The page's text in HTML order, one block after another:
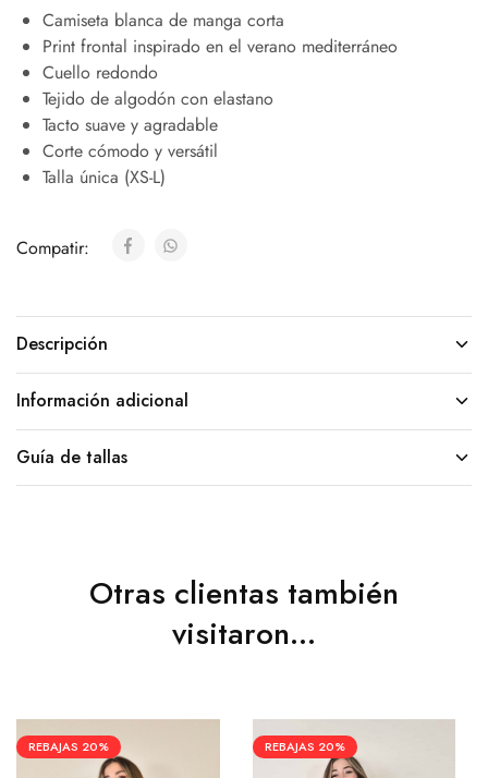
Camiseta blanca de manga corta
Print frontal inspirado en el verano mediterráneo
Cuello redondo
Tejido de algodón con elastano
Tacto suave y agradable
Corte cómodo y versátil
Talla única (XS-L)
Compatir:
Descripción
Información adicional
Guía de tallas
Otras clientas también
visitaron...
REBAJAS 20% REBAJAS 20%